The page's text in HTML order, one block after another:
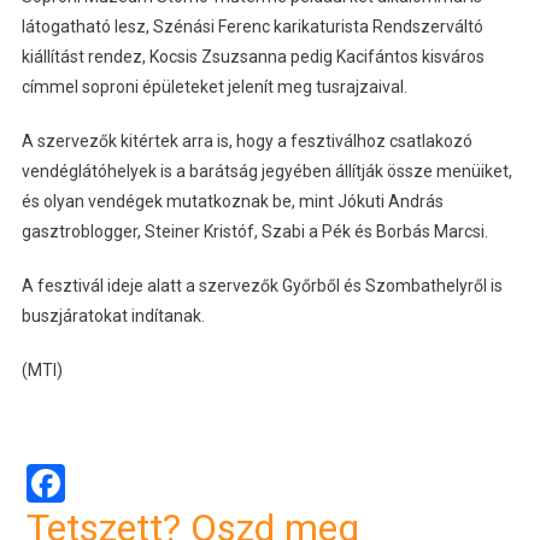
látogatható lesz, Szénási Ferenc karikaturista Rendszerváltó
kiállítást rendez, Kocsis Zsuzsanna pedig Kacifántos kisváros
címmel soproni épületeket jelenít meg tusrajzaival.
A szervezők kitértek arra is, hogy a fesztiválhoz csatlakozó
vendéglátóhelyek is a barátság jegyében állítják össze menüiket,
és olyan vendégek mutatkoznak be, mint Jókuti András
gasztroblogger, Steiner Kristóf, Szabi a Pék és Borbás Marcsi.
A fesztivál ideje alatt a szervezők Győrből és Szombathelyről is
buszjáratokat indítanak.
(MTI)
Facebook
Tetszett? Oszd meg